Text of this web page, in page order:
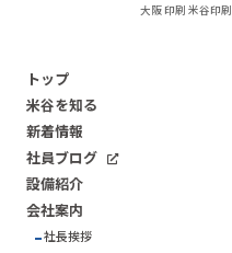
大阪 印刷 米谷印刷
トップ
米谷を知る
新着情報
社員ブログ
設備紹介
会社案内
社長挨拶